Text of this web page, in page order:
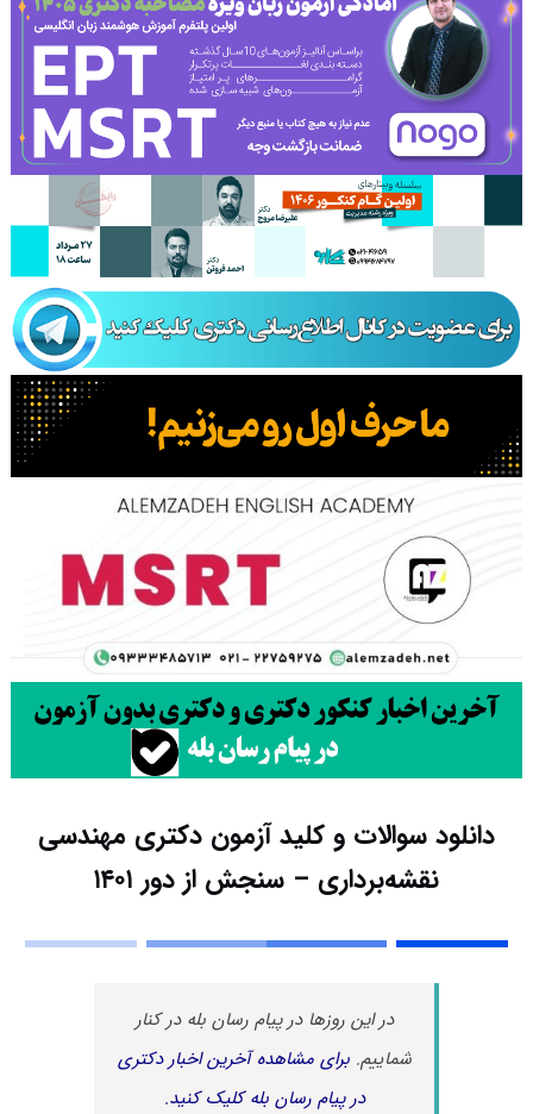
دانلود سوالات و کلید آزمون دکتری مهندسی
نقشه‌برداری – سنجش از دور ۱۴۰۱
در این روزها در پیام رسان بله در کنار
شماییم.برای مشاهده آخرین اخبار دکتری
در پیام رسان بله کلیک کنید.